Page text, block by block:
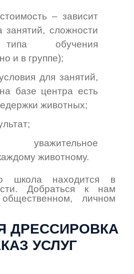
– зависит
занятий, сложности
обучения
и в группе);
для занятий,
базе центра есть
животных;
уважительное
животному.
школа находится в
Добраться к нам
личном
ДРЕССИРОВКА
УСЛУГ